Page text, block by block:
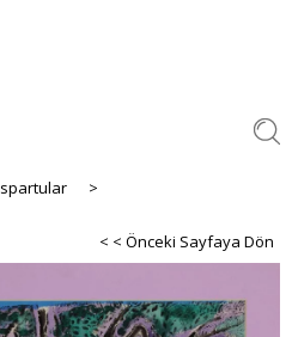
>
< < Önceki Sayfaya Dön